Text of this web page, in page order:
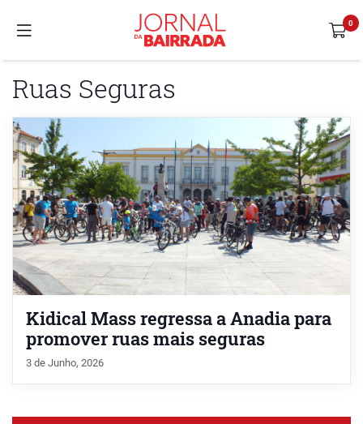
Ruas Seguras
Kidical Mass regressa a Anadia para
promover ruas mais seguras
3 de Junho, 2026